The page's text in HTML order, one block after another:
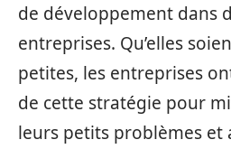
de développement dans
entreprises. Qu’elles
petites, les entreprises
de cette stratégie pour
leurs petits problèmes et